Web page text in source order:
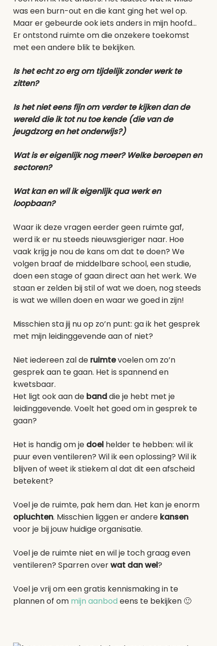
was een burn-out en die kant ging het wel op.
Maar er gebeurde ook iets anders in mijn hoofd…
Er ontstond ruimte om die onzekere toekomst
met een andere blik te bekijken.
Is het echt zo erg om tijdelijk zonder werk te
zitten?
Is het niet eens fijn om verder te kijken dan de
wereld die ik tot nu toe kende (die van de
jeugdzorg en het onderwijs?)
Wat is er eigenlijk nog meer? Welke beroepen en
sectoren?
Wat kan en wil ik eigenlijk qua werk en
loopbaan?
Waar ik deze vragen eerder geen ruimte gaf,
werd ik er nu steeds nieuwsgieriger naar. Hoe
vaak krijg je nou de kans om dat te doen? We
volgen braaf de middelbare school, een studie,
doen een stage of gaan direct aan het werk. We
staan er zelden bij stil of wat we doen, nog steeds
is wat we willen doen en waar we goed in zijn!
Misschien sta jij nu op zo’n punt: ga ik het gesprek
met mijn leidinggevende aan of niet?
Niet iedereen zal de ruimtevoelen om zo’n
gesprek aan te gaan. Het is spannend en
kwetsbaar.
Het ligt ook aan de banddie je hebt met je
leidinggevende. Voelt het goed om in gesprek te
gaan?
Het is handig om je doelhelder te hebben: wil ik
puur even ventileren? Wil ik een oplossing? Wil ik
blijven of weet ik stiekem al dat dit een afscheid
betekent?
Voel je de ruimte, pak hem dan. Het kan je enorm
opluchten. Misschien liggen er andere kansen
voor je bij jouw huidige organisatie.
Voel je de ruimte niet en wil je toch graag even
ventileren? Sparren overwat dan wel?
Voel je vrij om een gratis kennismaking in te
plannen of om mijn aanbod eens te bekijken 🙂